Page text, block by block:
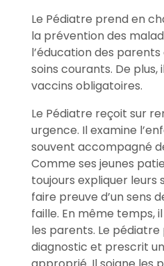
Le Pédiatre prend en
la prévention des
l’éducation des
soins courants. De plus,
vaccins obligatoires.
Le Pédiatre reçoit sur
urgence. Il examine
souvent accompagné
Comme ses jeunes
toujours expliquer leurs
faire preuve d’un sens
faille. En même temps,
les parents. Le pédiatre
diagnostic et prescrit